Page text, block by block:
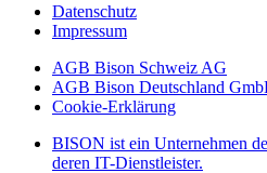
Datenschutz
Impressum
AGB Bison Schweiz AG
AGB Bison Deutschland
Cookie-Erklärung
BISON ist ein Unternehmen
deren IT-Dienstleister.